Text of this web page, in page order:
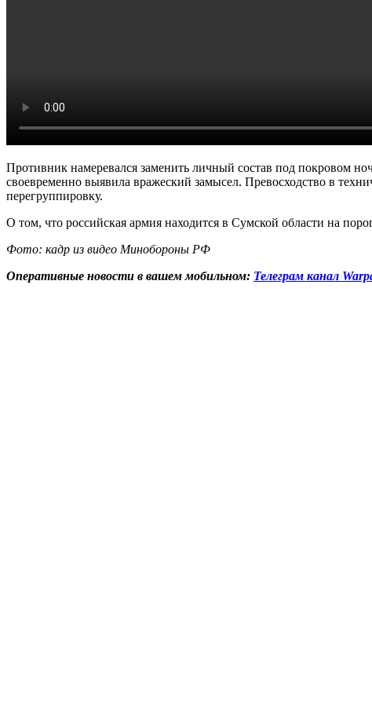
Противник намеревался заменить личный состав под покровом
своевременно выявила вражеский замысел. Превосходство в
перегруппировку.
О том, что российская армия находится в Сумской области на
Фото: кадр из видео Минобороны РФ
Оперативные новости в вашем мобильном: Телеграм канал